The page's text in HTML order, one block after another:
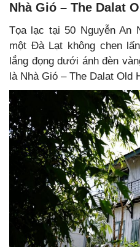
Nhà Gió – The Dalat
Tọa lạc tại 50 Nguyễn An
một Đà Lạt không chen
lắng đọng dưới ánh đèn
là Nhà Gió – The Dalat Old